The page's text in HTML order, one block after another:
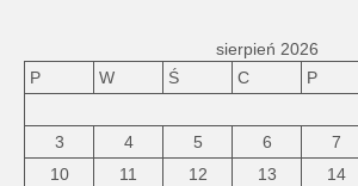
sierpień 2026
P
W Ś C P
3
4 5 6 7
10
11 12 13 14